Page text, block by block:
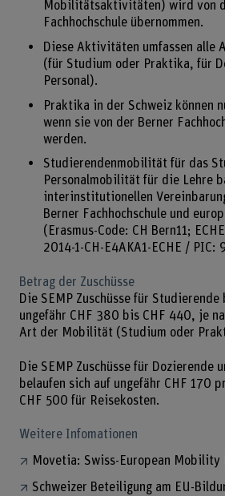
Mobilitätsaktivitäten) wird von
Fachhochschule übernommen.
Diese Aktivitäten umfassen alle
(für Studium oder Praktika, für
Personal).
Praktika in der Schweiz können
wenn sie von der Berner
werden.
Studierendenmobilität für das
Personalmobilität für die Lehre
interinstitutionellen
Berner Fachhochschule und
(Erasmus-Code: CH Bern11;
2014-1-CH-E4AKA1-ECHE /
Betrag der Zuschüsse
Die SEMP Zuschüsse für Studierende
ungefähr CHF 380 bis CHF 440, je
Art der Mobilität (Studium oder
Die SEMP Zuschüsse für Dozierende
belaufen sich auf ungefähr CHF 170
CHF 500 für Reisekosten.
Weitere Infomationen
Movetia: Swiss-European Mobility
Schweizer Beteiligung am EU-